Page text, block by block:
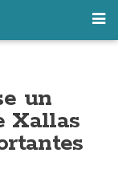
un
Xallas